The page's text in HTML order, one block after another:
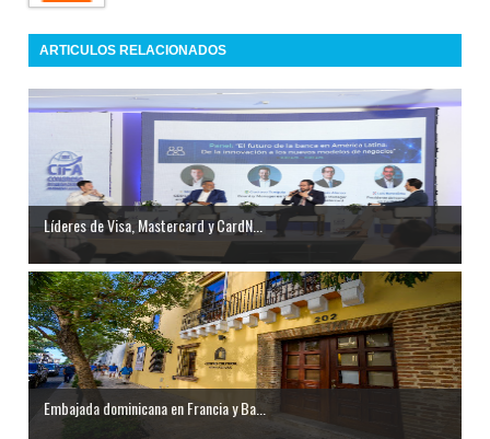
ARTICULOS RELACIONADOS
Líderes de Visa, Mastercard y CardN...
Embajada dominicana en Francia y Ba...